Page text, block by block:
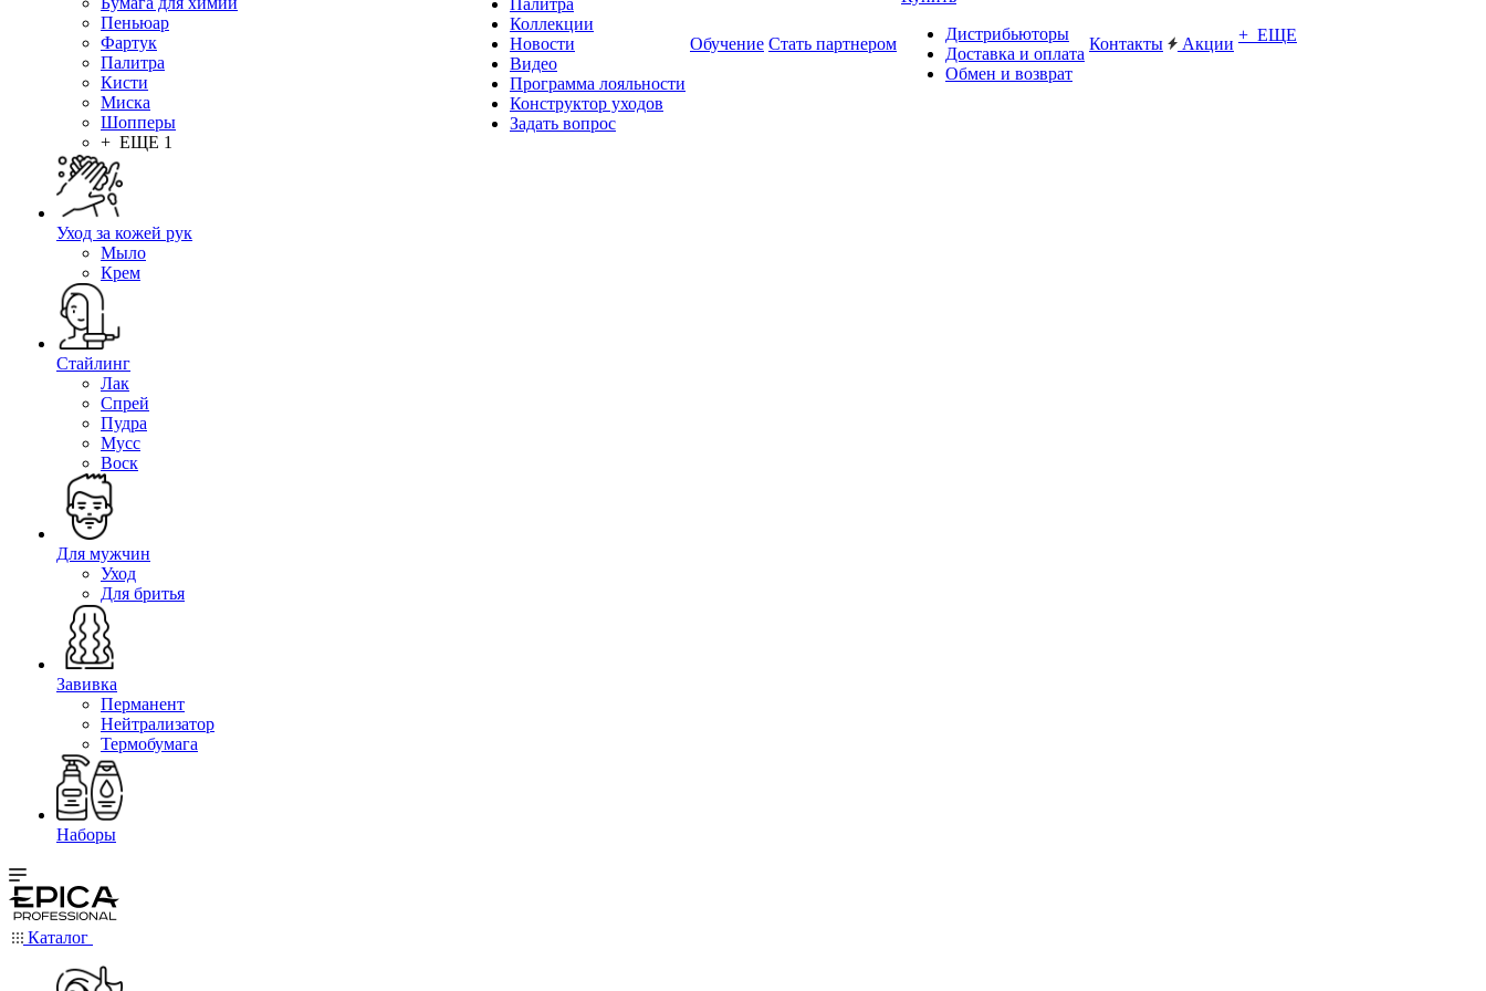
Пеньюар
Фартук
Палитра
Кисти
Миска
Шопперы
+ ЕЩЕ 1
Уход за кожей рук
Мыло
Крем
Стайлинг
Лак
Спрей
Пудра
Мусс
Воск
Для мужчин
Уход
Для бритья
Завивка
Перманент
Нейтрализатор
Термобумага
Наборы
Палитра
Коллекции
Новости
Видео
Программа лояльности
Конструктор уходов
Задать вопрос
Обучение Стать партнером
Дистрибьюторы
Доставка и оплата
Обмен и возврат
Контакты Акции + ЕЩЕ
Каталог